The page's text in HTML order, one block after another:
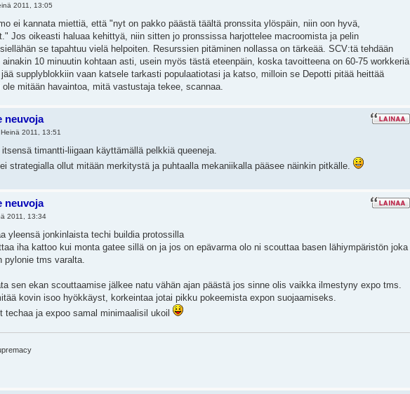
2011, 13:05
ei kannata miettiä, että "nyt on pakko päästä täältä pronssita ylöspäin, niin oon hyvä,
Jos oikeasti haluaa kehittyä, niin sitten jo pronssissa harjottelee macroomista ja pelin
se tapahtuu vielä helpoiten. Resurssien pitäminen nollassa on tärkeää. SCV:tä tehdään
10 minuutin kohtaan asti, usein myös tästä eteenpäin, koska tavoitteena on 60-75 workkeriä
supplyblokkiin vaan katsele tarkasti populaatiotasi ja katso, milloin se Depotti pitää heittää
mitään havaintoa, mitä vastustaja tekee, scannaa.
neuvoja
2011, 13:51
timantti-liigaan käyttämällä pelkkiä queeneja.
strategialla ollut mitään merkitystä ja puhtaalla mekaniikalla pääsee näinkin pitkälle.
neuvoja
2011, 13:34
yleensä jonkinlaista techi buildia protossilla
iha kattoo kui monta gatee sillä on ja jos on epävarma olo ni scouttaa basen lähiympäristön joka
pylonie tms varalta.
sen ekan scouttaamise jälkee natu vähän ajan päästä jos sinne olis vaikka ilmestyny expo tms.
kovin isoo hyökkäyst, korkeintaa jotai pikku pokeemista expon suojaamiseks.
techaa ja expoo samal minimaalisil ukoil